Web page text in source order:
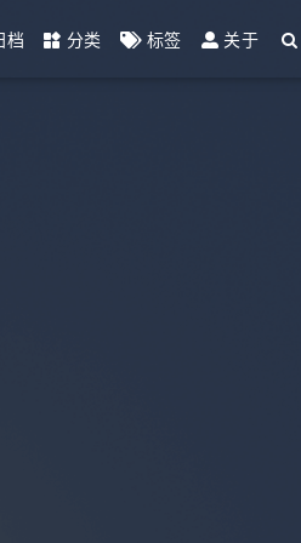
档 分类 标签 关于